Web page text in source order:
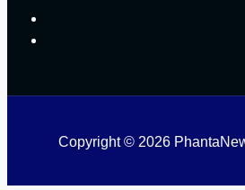
Copyright © 2026